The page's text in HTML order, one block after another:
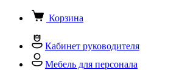
Корзина
Кабинет руководителя
Мебель для персонала